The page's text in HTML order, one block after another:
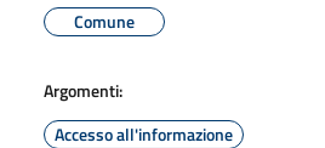
Comune
Argomenti:
Accesso all'informazione